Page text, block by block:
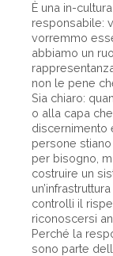
È una in-
responsabile:
vorremmo
abbiamo un
non le pene
Sia chiaro:
o alla capa
discernimento
persone
per bisogno,
costruire un
controlli il
riconoscersi
Perché la
sono parte